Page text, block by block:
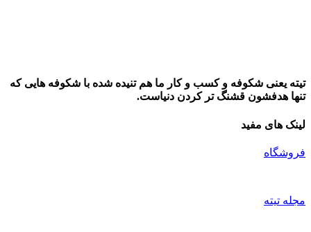
تیته یعنی شکوفه و کسب و کار ما هم تنیده شده با شکوفه هایی که
تنها هدفشون قشنگ تر کردن دنیاست.
لینک های مفید
فروشگاه
مجله تیته